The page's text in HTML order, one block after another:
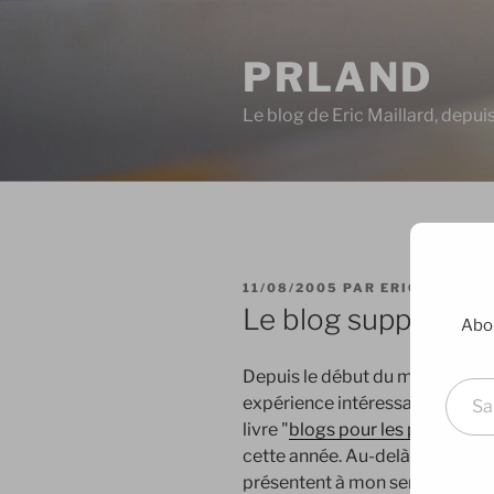
PRLAND
Le blog de Eric Maillard,
PUBLIÉ
LE
11/08/2005 PAR ERIC
Le blog support
Depuis le début du mois
expérience intéressante :
livre "blogs pour les pros
" en
cette année. Au-delà de la
présentent à mon sens 2
Saisissez votre adresse e-